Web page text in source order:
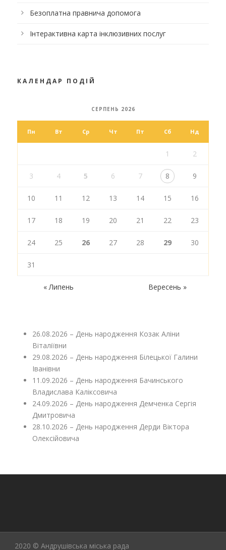
Безоплатна правнича допомога
Інтерактивна карта інклюзивних послуг
КАЛЕНДАР ПОДІЙ
СЕРПЕНЬ 2026
Пн Вт Ср Чт Пт Сб Нд
1 2
3 4 5 6 7 8 9
10 11 12 13 14 15 16
17 18 19 20 21 22 23
24 25 26 27 28 29 30
31
« Липень Вересень »
26.08.2026 – День народження Козак Аліни
Віталіївни
29.08.2026 – День народження Білецької Галини
Іванівни
11.09.2026 – День народження Бачинського
Владислава Каліксовича
24.09.2026 – День народження Демченка Сергія
Дмитровича
28.10.2026 – День народження Дерди Віктора
Олексійовича
2020 © Андрушівська міська рада